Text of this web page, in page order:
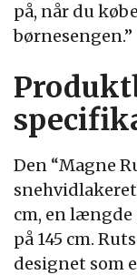
på, når du
børnesengen.”
Den “Magne
snehvidlakeret
cm, en længde
på 145 cm.
designet som